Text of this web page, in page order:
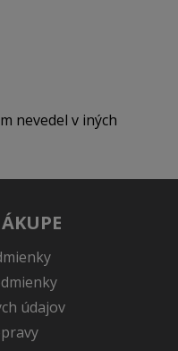
nevedel v iných
údajov